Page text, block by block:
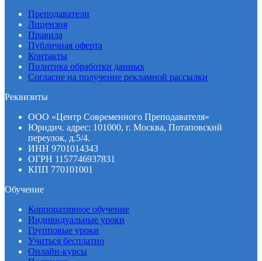
Преподаватели
Лицензия
Правила
Публичная оферта
Контакты
Политика обработки данных
Согласие на получение рекламной рассылки
Реквизиты
ООО «Центр Современного Преподавателя»
Юридич. адрес: 101000, г. Москва, Потаповский
переулок, д.5/4.
ИНН 9701014343
ОГРН 1157746937831
КПП 770101001
Обучение
Корпоративное обучение
Индивидуальные уроки
Групповые уроки
Учиться бесплатно
Онлайн-курсы